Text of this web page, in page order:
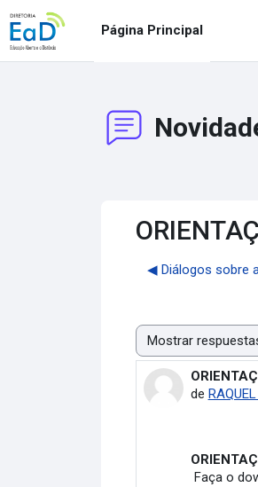
Salta al contenido principal
Página Principal
◀︎ Diálogos sobre
Mostrar modo
de
Número
Faça o